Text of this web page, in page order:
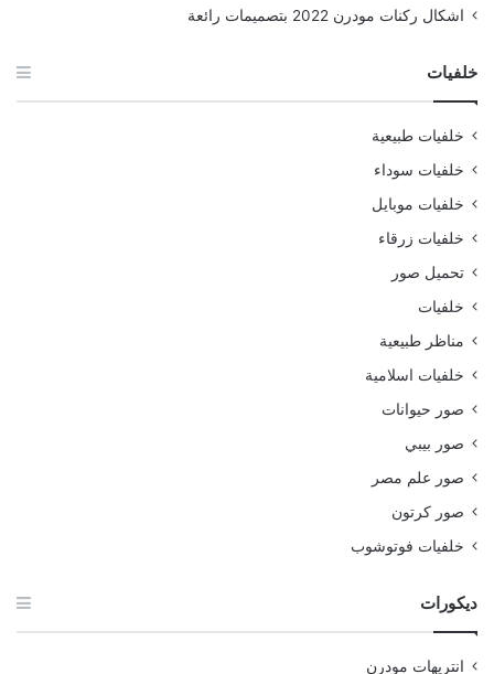
اشكال ركنات مودرن 2022 بتصميمات رائعة
خلفيات
خلفيات طبيعية
خلفيات سوداء
خلفيات موبايل
خلفيات زرقاء
تحميل صور
خلفيات
مناظر طبيعية
خلفيات اسلامية
صور حيوانات
صور بيبي
صور علم مصر
صور كرتون
خلفيات فوتوشوب
ديكورات
انتريهات مودرن